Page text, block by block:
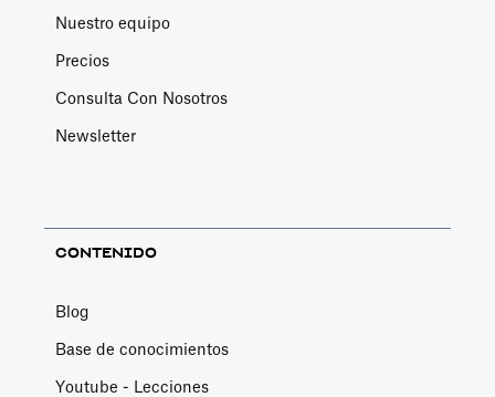
Nuestro equipo
Precios
Consulta Con Nosotros
Newsletter
CONTENIDO
Blog
Base de conocimientos
Youtube - Lecciones